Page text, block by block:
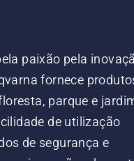
paixão pela
fornece
parque e
de utilização
de segurança e